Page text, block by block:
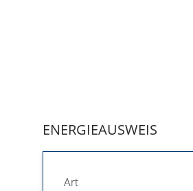
ENERGIEAUSWEIS
Art